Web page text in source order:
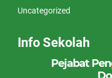
Uncategorized
Info Sekolah
Pejabat